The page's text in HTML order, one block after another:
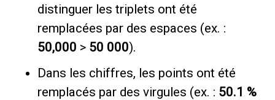
distinguer les triplets ont été
remplacées par des espaces (ex. :
50,000 > 50 000).
Dans les chiffres, les points ont été
remplacés par des virgules (ex. : 50.1 %